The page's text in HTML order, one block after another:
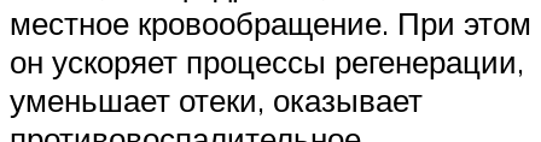
местное кровообращение. При этом
он ускоряет процессы регенерации,
уменьшает отеки, оказывает